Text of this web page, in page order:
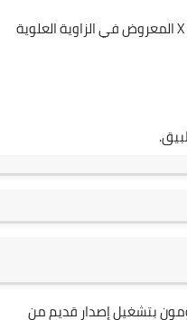
بعد أن يشاهدوا التطبيقات على اهتزاز الشاشة ، يجب على المستخدمين النقر لفترة وجيزة على X المعروض في الزاوية العلوية
بتشغيل إصدار قديم من